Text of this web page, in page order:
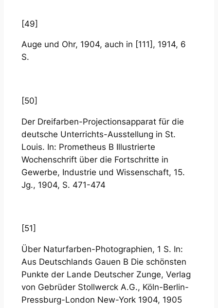
[49]
Auge und Ohr, 1904, auch in [111], 1914, 6
S.
[50]
Der Dreifarben-Projectionsapparat für die
deutsche Unterrichts-Ausstellung in St.
Louis. In: Prometheus B Illustrierte
Wochenschrift über die Fortschritte in
Gewerbe, Industrie und Wissenschaft, 15.
Jg., 1904, S. 471-474
[51]
Über Naturfarben-Photographien, 1 S. In:
Aus Deutschlands Gauen B Die schönsten
Punkte der Lande Deutscher Zunge, Verlag
von Gebrüder Stollwerck A.G., Köln-Berlin-
Pressburg-London New-York 1904, 1905